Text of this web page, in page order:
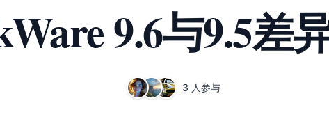
9.6与9.5差
3 人参与